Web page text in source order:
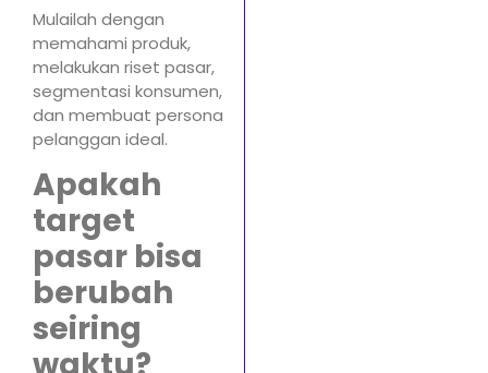
Mulailah dengan
memahami produk,
melakukan riset pasar,
segmentasi konsumen,
dan membuat persona
pelanggan ideal.
Apakah
target
pasar bisa
berubah
seiring